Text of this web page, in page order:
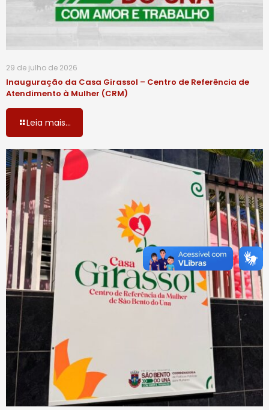
29 de julho de 2026
Inauguração da Casa Girassol – Centro de Referência de
Atendimento à Mulher (CRM)
Leia mais...